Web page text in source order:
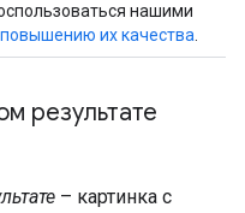
нашими
их качества.
результате
– картинка с